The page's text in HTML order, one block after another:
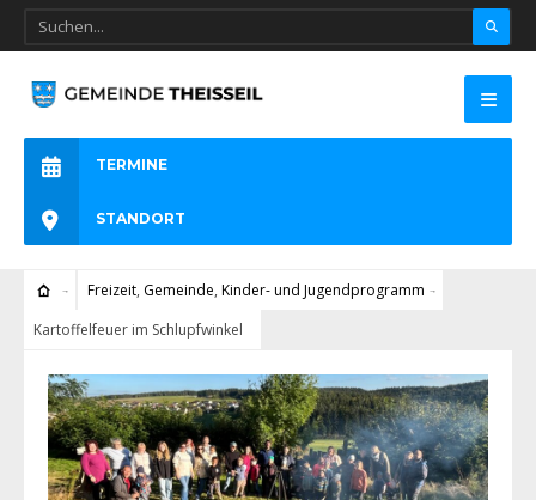
TERMINE
STANDORT
Freizeit, Gemeinde, Kinder- und Jugendprogramm
Kartoffelfeuer im Schlupfwinkel